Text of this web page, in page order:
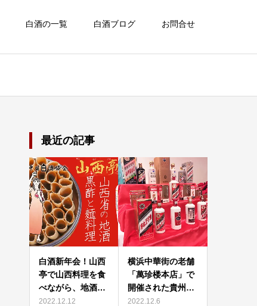
白酒の一覧 白酒ブログ お問合せ
最近の記事
白酒新年会！山西
亭で山西料理を食
べながら、地酒…
2022.12.12
横浜中華街の老舗
「萬珍楼本店」で
開催された貴州…
2022.12.6